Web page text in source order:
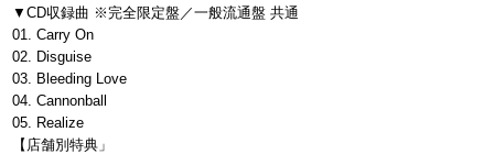
▼CD収録曲 ※完全限定盤／一般流通盤 共通
01. Carry On
02. Disguise
03. Bleeding Love
04. Cannonball
05. Realize
【店舗別特典」